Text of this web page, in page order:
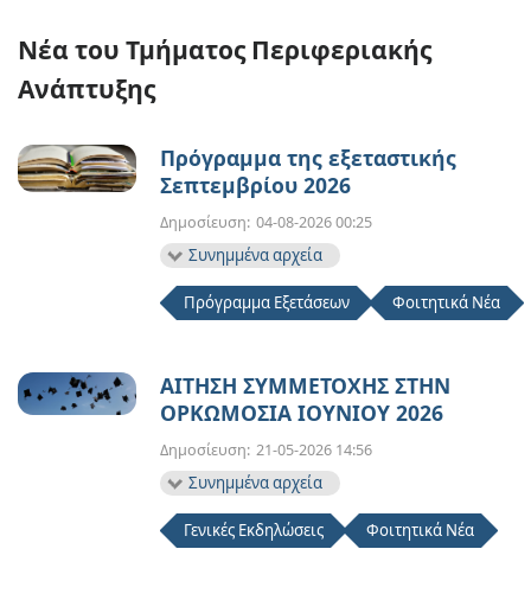
Νέα του Τμήματος Περιφεριακής
Ανάπτυξης
Πρόγραμμα της εξεταστικής
Σεπτεμβρίου 2026
Δημοσίευση: 04-08-2026 00:25
Συνημμένα αρχεία
Πρόγραμμα Εξετάσεων Φοιτητικά Νέα
ΑΙΤΗΣΗ ΣΥΜΜΕΤΟΧΗΣ ΣΤΗΝ
ΟΡΚΩΜΟΣΙΑ ΙΟΥΝΙΟΥ 2026
Δημοσίευση: 21-05-2026 14:56
Συνημμένα αρχεία
Γενικές Εκδηλώσεις Φοιτητικά Νέα